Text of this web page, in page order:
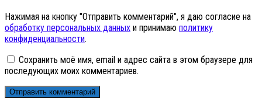
Нажимая на кнопку "Отправить комментарий", я даю согласие на
обработку персональных данных и принимаю политику
конфиденциальности.
Сохранить моё имя, email и адрес сайта в этом браузере для
последующих моих комментариев.